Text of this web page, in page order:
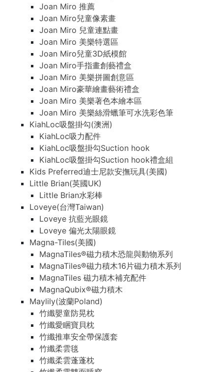
Joan Miro 推薦
Joan Miro兒童像素畫
Joan Miro 兒童連點畫
Joan Miro 美樂特選區
Joan Miro兒童3D紙模館
Joan Miro手指畫創藝禮盒
Joan Miro 美樂拼圖創意區
Joan Miro豪華繪畫藝術禮盒
Joan Miro 美樂著色本繪本區
Joan Miro 美樂絲滑蠟筆可水洗彩色筆
KiahLoc吸盤掛勾(澳洲)
KiahLoc吸力配件
KiahLoc吸盤掛勾Suction hook
KiahLoc吸盤掛勾Suction hook禮盒組
Kids Preferred迪士尼款安撫玩具(美國)
Little Brian(英國UK)
Little Brian水彩棒
Loveye(台灣Taiwan)
Loveye 抗藍光眼鏡
Loveye 偏光太陽眼鏡
Magna-Tiles(美國)
MagnaTiles®磁力積木恐龍與動物系列
MagnaTiles®磁力積木16片磁力積木系列
MagnaTiles 磁力積木補充配件
MagnaQubix®磁力積木
Maylily(波蘭Poland)
竹纖嬰童防晃枕
竹纖愛睏寶貝枕
竹纖推車安全帶保護套
竹纖柔雲毯
竹纖柔雲蓬蓬枕